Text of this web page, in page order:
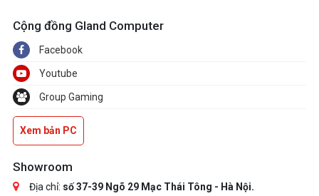
Cộng đồng Gland Computer
Facebook
Youtube
Group Gaming
Xem bản PC
Showroom
Địa chỉ: số 37-39 Ngõ 29 Mạc Thái Tông - Hà Nội.